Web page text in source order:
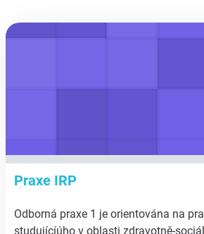
aa
Praxe IRP
Odborná praxe 1 je orientována na
studujícíúho v oblasti zdravotně-